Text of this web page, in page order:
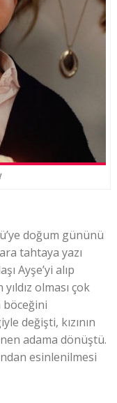
doğum gününü
tahtaya yazı
Ayşe’yi alıp
olması çok
böceğini
değişti, kızının
adama dönüştü.
esinlenilmesi